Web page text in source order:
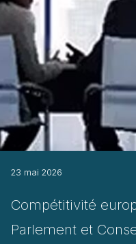
23 mai 2026
Compétitivité
Parlement et